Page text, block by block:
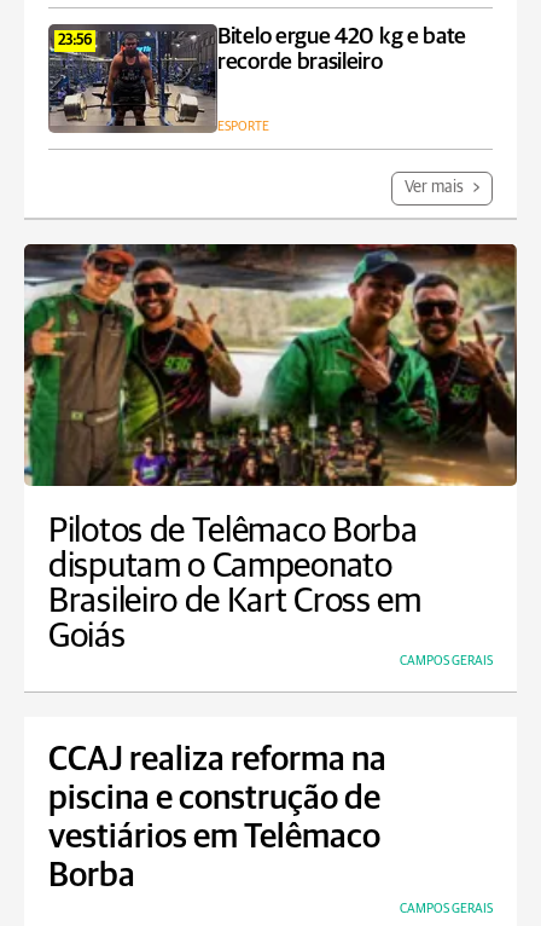
23:56
Bitelo ergue 420 kg e bate
recorde brasileiro
ESPORTE
Ver mais
Pilotos de Telêmaco Borba
disputam o Campeonato
Brasileiro de Kart Cross em
Goiás
CAMPOS GERAIS
CCAJ realiza reforma na
piscina e construção de
vestiários em Telêmaco
Borba
CAMPOS GERAIS